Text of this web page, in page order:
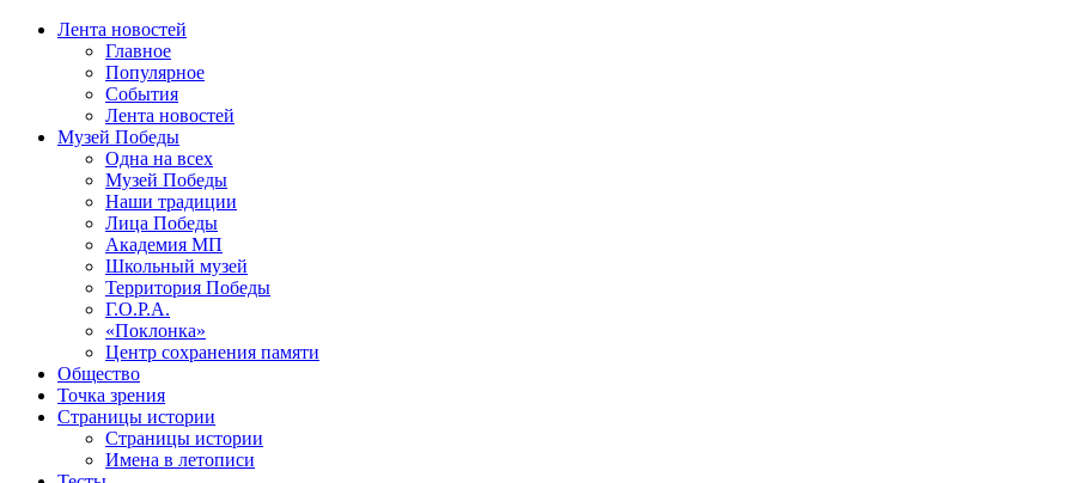
Лента новостей
Главное
Популярное
События
Лента новостей
Музей Победы
Одна на всех
Музей Победы
Наши традиции
Лица Победы
Академия МП
Школьный музей
Территория Победы
Г.О.Р.А.
«Поклонка»
Центр сохранения памяти
Общество
Точка зрения
Страницы истории
Страницы истории
Имена в летописи